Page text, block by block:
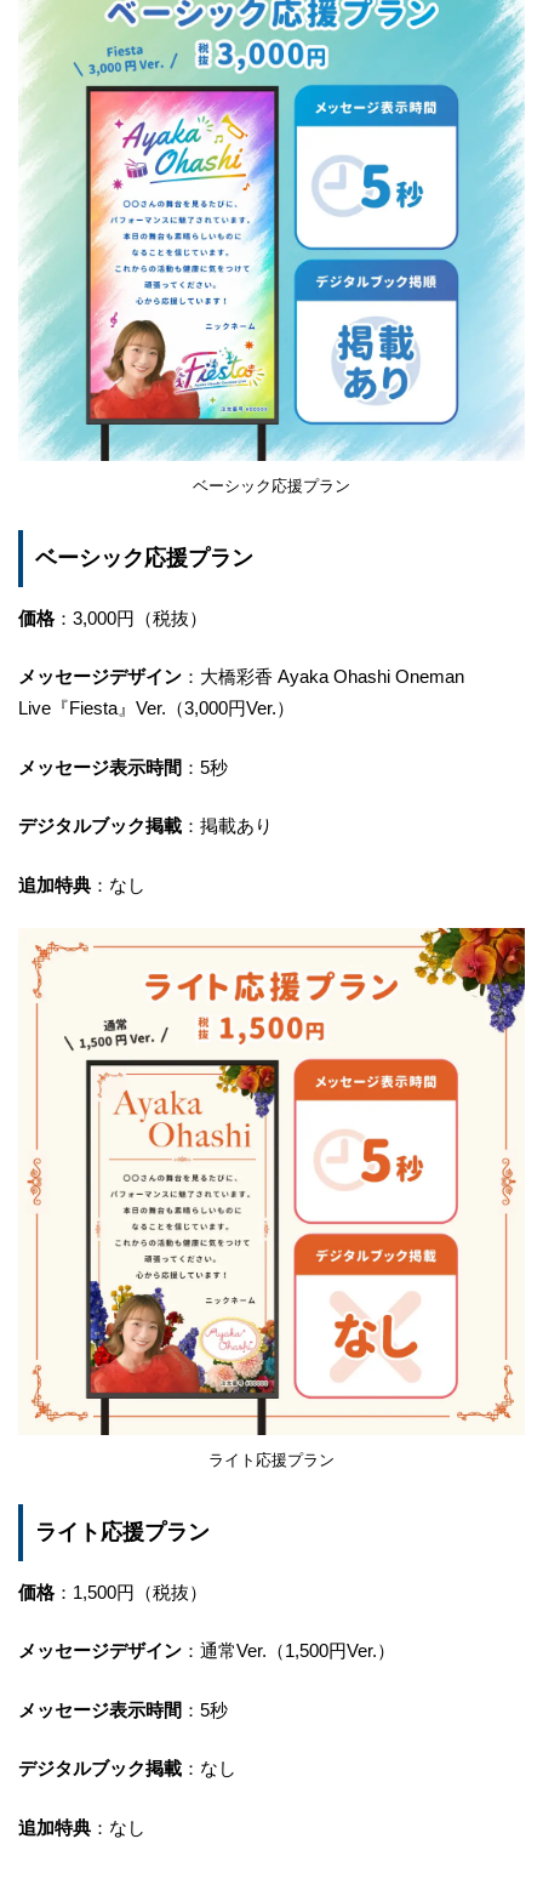
ベーシック応援プラン
ベーシック応援プラン
価格：3,000円（税抜）
メッセージデザイン ：大橋彩香 Ayaka Ohashi Oneman
Live『Fiesta』Ver.（3,000円Ver.）
メッセージ表示時間 ：5秒
デジタルブック掲載 ：掲載あり
追加特典 ：なし
ライト応援プラン
ライト応援プラン
価格：1,500円（税抜）
メッセージデザイン ：通常Ver.（1,500円Ver.）
メッセージ表示時間 ：5秒
デジタルブック掲載 ：なし
追加特典 ：なし